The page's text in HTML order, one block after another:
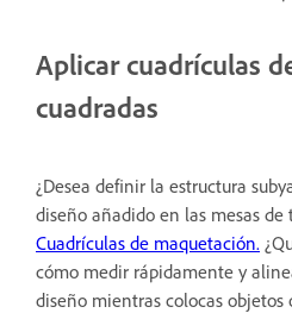
Aplicar cuadrículas
cuadradas
¿Desea definir la estructura
diseño añadido en las mesas de
Cuadrículas de maquetación.
cómo medir rápidamente y
diseño mientras colocas objetos